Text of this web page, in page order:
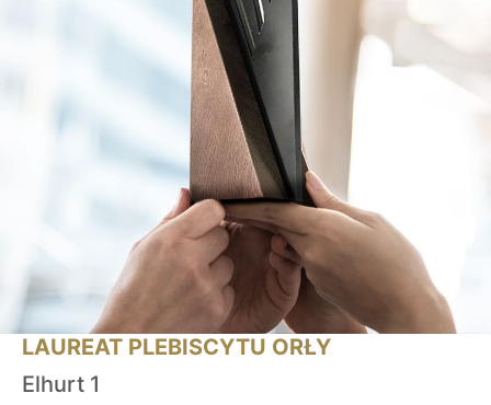
LAUREAT PLEBISCYTU ORŁY
Elhurt 1